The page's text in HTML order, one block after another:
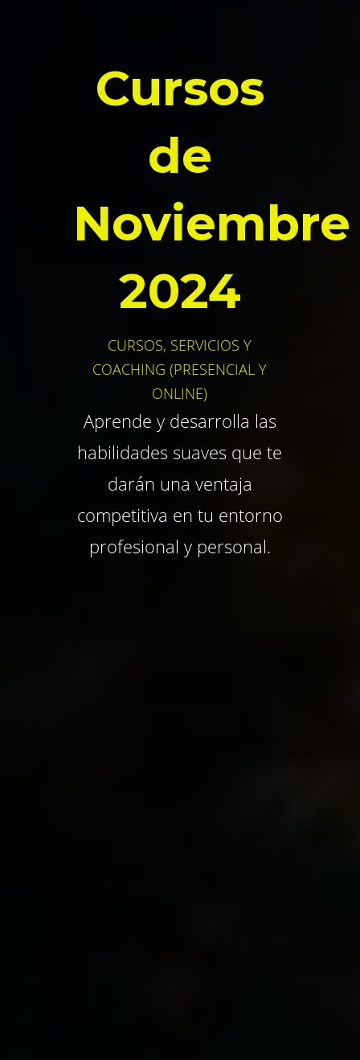
Cursos
de
Noviembre
2024
CURSOS, SERVICIOS Y
COACHING (PRESENCIAL Y
ONLINE)
Aprende y desarrolla las
habilidades suaves que te
darán una ventaja
competitiva en tu entorno
profesional y personal.